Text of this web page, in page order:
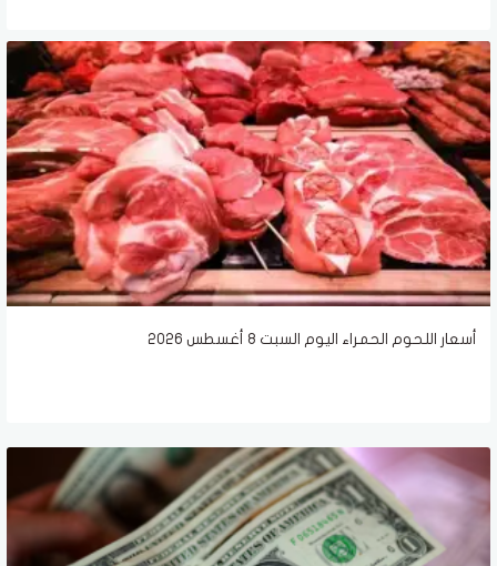
أسعار اللحوم الحمراء اليوم السبت 8 أغسطس 2026